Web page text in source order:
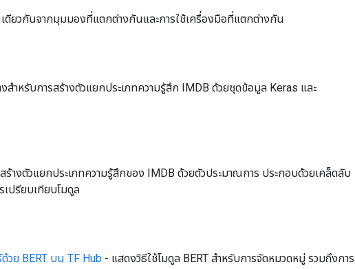
ยวกันจากมุมมองที่แตกต่างกันและการใช้เครื่องมือที่แตกต่างกัน
งสำหรับการสร้างตัวแยกประเภทความรู้สึก IMDB ด้วยชุดข้อมูล Keras และ
ร้างตัวแยกประเภทความรู้สึกของ IMDB ด้วยตัวประมาณการ ประกอบด้วยเคล็ดลับ
เปรียบเทียบโมดูล
วย BERT บน TF Hub - แสดงวิธีใช้โมดูล BERT สำหรับการจัดหมวดหมู่ รวมถึงการ